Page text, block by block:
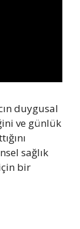
duygusal
ve günlük
sağlık
bir